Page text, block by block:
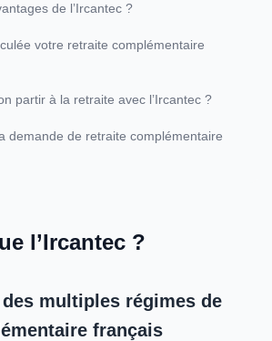
de l’Ircantec ?
votre retraite complémentaire
partir à la retraite avec l’Ircantec ?
demande de retraite complémentaire
l’Ircantec ?
des multiples régimes de
français